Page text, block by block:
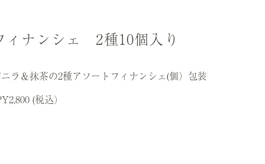
ィナンシェ 2種10個入り
ラ＆抹茶の2種アソートフィナンシェ(個）包装
(税込）